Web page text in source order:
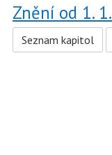
Znění od 1.
Seznam kapitol